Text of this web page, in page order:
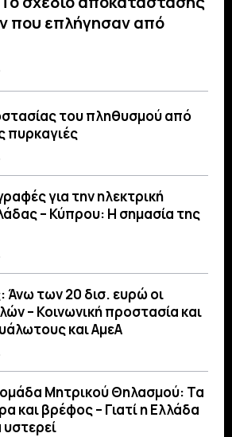
που επλήγησαν από
του πληθυσμού από
πυρκαγιές
για την ηλεκτρική
– Κύπρου: H σημασία της
Άνω των 20 δισ. ευρώ οι
– Κοινωνική προστασία και
και ΑμεΑ
Μητρικού Θηλασμού: Τα
και βρέφος – Γιατί η Ελλάδα
υστερεί